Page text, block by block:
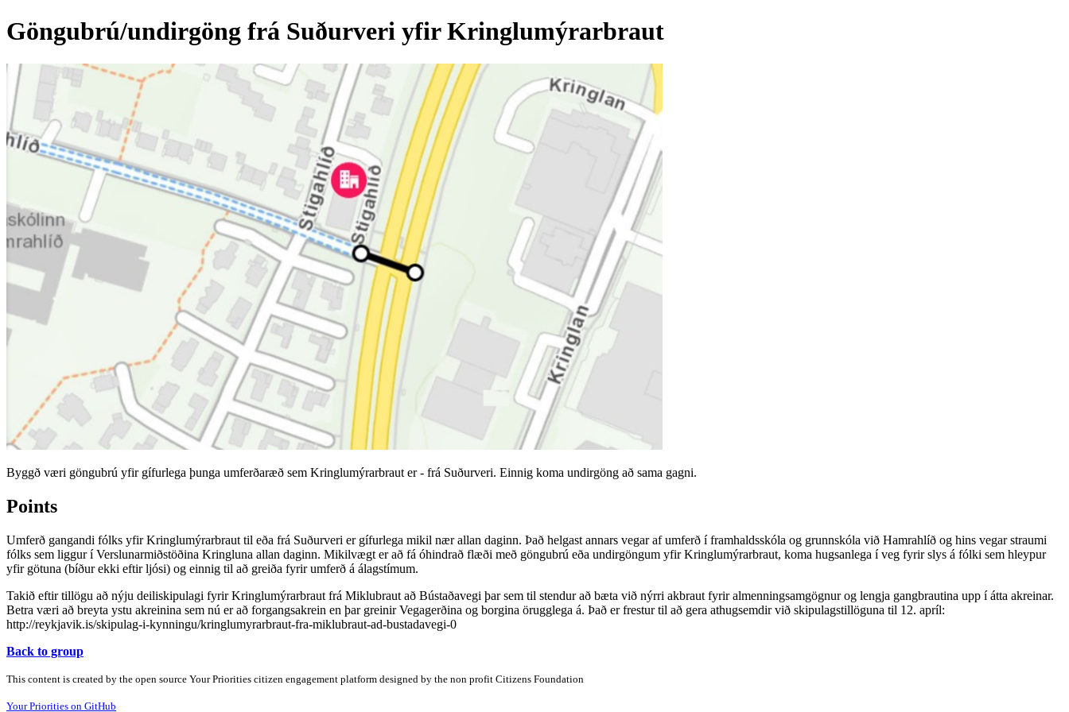
Göngubrú/undirgöng frá Suðurveri yfir Kringlumýrarbraut
Byggð væri göngubrú yfir gífurlega þunga umferðaræð sem Kringlumýrarbraut er - frá Suðurveri. Einnig koma undirgöng að sama gagni.
Points
Umferð gangandi fólks yfir Kringlumýrarbraut til eða frá Suðurveri er gífurlega mikil nær allan daginn. Það helgast annars vegar af umferð í framhaldsskóla og grunnskóla við Hamrahlíð og hins vegar straumi
fólks sem liggur í Verslunarmiðstöðina Kringluna allan daginn. Mikilvægt er að fá óhindrað flæði með göngubrú eða undirgöngum yfir Kringlumýrarbraut, koma hugsanlega í veg fyrir slys á fólki sem hleypur
yfir götuna (bíður ekki eftir ljósi) og einnig til að greiða fyrir umferð á álagstímum.
Takið eftir tillögu að nýju deiliskipulagi fyrir Kringlumýrarbraut frá Miklubraut að Bústaðavegi þar sem til stendur að bæta við nýrri akbraut fyrir almenningsamgögnur og lengja gangbrautina upp í átta akreinar.
Betra væri að breyta ystu akreinina sem nú er að forgangsakrein en þar greinir Vegagerðina og borgina örugglega á. Það er frestur til að gera athugsemdir við skipulagstillöguna til 12. apríl:
http://reykjavik.is/skipulag-i-kynningu/kringlumyrarbraut-fra-miklubraut-ad-bustadavegi-0
Back to group
This content is created by the open source Your Priorities citizen engagement platform designed by the non profit Citizens Foundation
Your Priorities on GitHub